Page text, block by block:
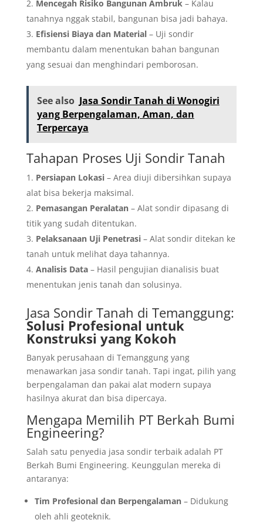
Mencegah Risiko Bangunan Ambruk– Kalau
tanahnya nggak stabil, bangunan bisa jadi bahaya.
Efisiensi Biaya dan Material– Uji sondir
membantu dalam menentukan bahan bangunan
yang sesuai dan menghindari pemborosan.
See also Jasa Sondir Tanah di Wonogiri
yang Berpengalaman, Aman, dan
Terpercaya
Tahapan Proses Uji Sondir Tanah
Persiapan Lokasi– Area diuji dibersihkan supaya
alat bisa bekerja maksimal.
Pemasangan Peralatan– Alat sondir dipasang di
titik yang sudah ditentukan.
Pelaksanaan Uji Penetrasi– Alat sondir ditekan ke
tanah untuk melihat daya tahannya.
Analisis Data– Hasil pengujian dianalisis buat
menentukan jenis tanah dan solusinya.
Jasa Sondir Tanah di Temanggung:
Solusi Profesional untuk
Konstruksi yang Kokoh
Banyak perusahaan di Temanggung yang
menawarkan jasa sondir tanah. Tapi ingat, pilih yang
berpengalaman dan pakai alat modern supaya
hasilnya akurat dan bisa dipercaya.
Mengapa Memilih PT Berkah Bumi
Engineering?
Salah satu penyedia jasa sondir terbaik adalah PT
Berkah Bumi Engineering. Keunggulan mereka di
antaranya:
Tim Profesional dan Berpengalaman– Didukung
oleh ahli geoteknik.